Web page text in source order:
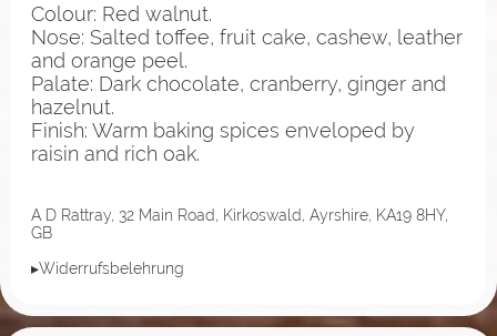
Colour: Red walnut.
Nose: Salted toffee, fruit cake, cashew, leather
and orange peel.
Palate: Dark chocolate, cranberry, ginger and
hazelnut.
Finish: Warm baking spices enveloped by
raisin and rich oak.
A D Rattray, 32 Main Road, Kirkoswald, Ayrshire, KA19 8HY,
GB
▸Widerrufsbelehrung